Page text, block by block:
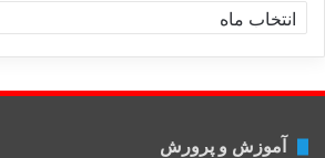
آموزش و پرورش